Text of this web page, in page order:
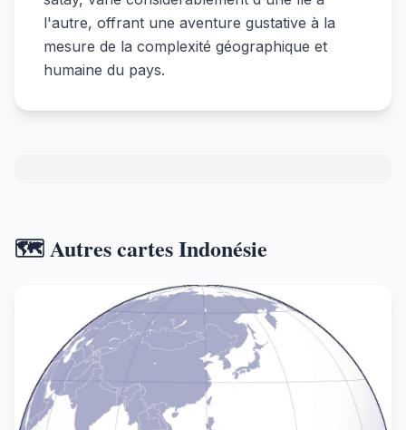
l'autre, offrant une aventure gustative à la
mesure de la complexité géographique et
humaine du pays.
🗺️ Autres cartes Indonésie